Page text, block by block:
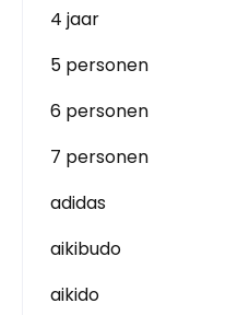
4 jaar
5 personen
6 personen
7 personen
adidas
aikibudo
aikido